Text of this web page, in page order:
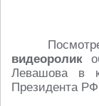
видеоролик
Левашова в
Президента